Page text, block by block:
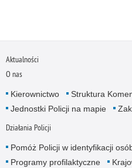
Aktualności
O nas
Kierownictwo
Struktura
Jednostki Policji na mapie
Działania Policji
Pomóż Policji w identyfikacji
Programy profilaktyczne